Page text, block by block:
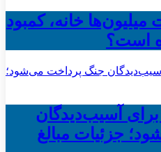
خانه، کمبود
است؟
آسیب‌دیدگان
جزئیات مبالغ